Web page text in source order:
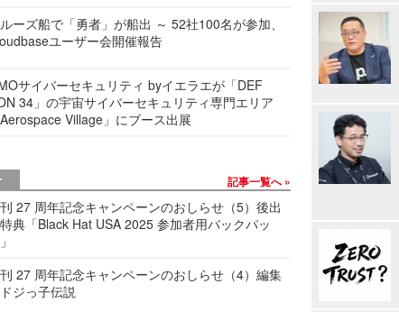
ーズ船で「勇者」が船出 ～ 52社100名が参加、
ユーザー会開催報告
サイバーセキュリティ byイエラエが「DEF
34」の宇宙サイバーセキュリティ専門エリア
Aerospace Village」にブース出展
記事一覧へ
27 周年記念キャンペーンのおしらせ（5）後出
典「Black Hat USA 2025 参加者用バックパッ
27 周年記念キャンペーンのおしらせ（4）編集
ジっ子伝説